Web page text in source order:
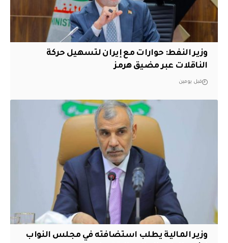
وزير النفط: حوارات مع إيران لتسهيل حركة
الناقلات عبر مضيق هرمز
قبل يومين
وزير المالية يطلب استضافته في مجلس النواب